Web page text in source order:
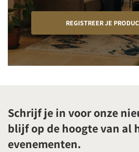
REGISTREER JE
Schrijf je in voor onze
blijf op de hoogte van al
evenementen.